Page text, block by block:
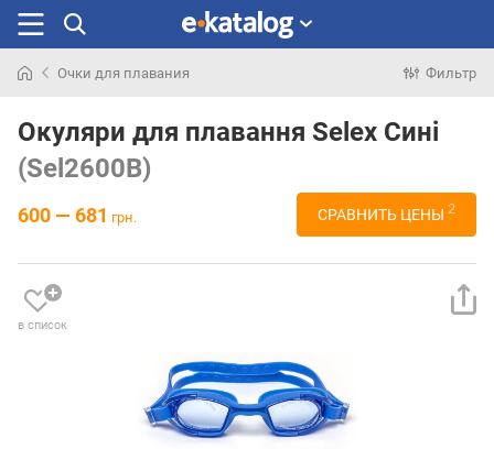
раньше
Очки для плавания Фильтр
Окуляри для плавання Selex Сині
(Sel2600B)
600 — 681 грн. СРАВНИТЬ ЦЕНЫ 2
в список